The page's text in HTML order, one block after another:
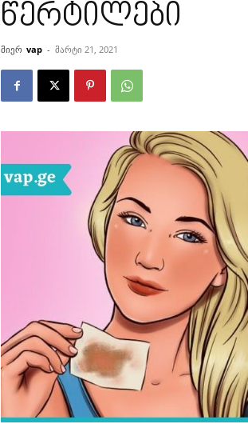
წერტილები
მიერ vap - მარტი 21, 2021